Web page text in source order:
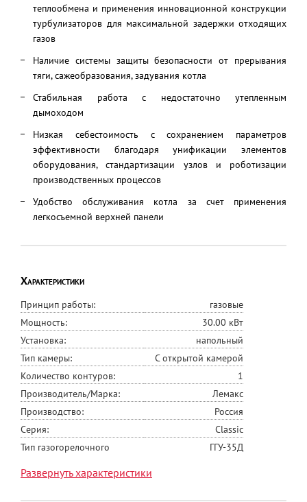
теплообмена и применения инновационной конструкции
турбулизаторов для максимальной задержки отходящих
газов
Наличие системы защиты безопасности от прерывания
тяги, сажеобразования, задувания котла
Стабильная работа с недостаточно утепленным
дымоходом
Низкая себестоимость с сохранением параметров
эффективности благодаря унификации элементов
оборудования, стандартизации узлов и роботизации
производственных процессов
Удобство обслуживания котла за счет применения
легкосъемной верхней панели
Характеристики
Принцип работы:
газовые
Мощность:
30.00 кВт
Установка:
напольный
Тип камеры:
С открытой камерой
Количество контуров:
1
Производитель/Марка:
Лемакс
Производство:
Россия
Серия:
Classic
Тип газогорелочного
ГГУ-35Д
Автоматика безопасности
КПД, %
90
Развернуть характеристики